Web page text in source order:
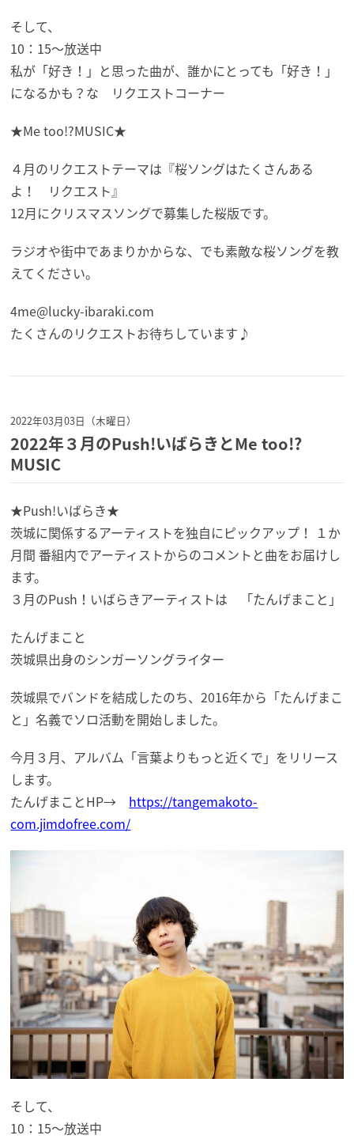
そして、
10：15～放送中
私が「好き！」と思った曲が、誰かにとっても「好き！」
になるかも？な リクエストコーナー
★Me too!?MUSIC★
４月のリクエストテーマは『桜ソングはたくさんある
よ！ リクエスト』
12月にクリスマスソングで募集した桜版です。
ラジオや街中であまりかからな、でも素敵な桜ソングを教
えてください。
4me@lucky-ibaraki.com
たくさんのリクエストお待ちしています♪
2022年03月03日（木曜日）
2022年３月のPush!いばらきとMe too!?
MUSIC
★Push!いばらき★
茨城に関係するアーティストを独自にピックアップ！ １か
月間 番組内でアーティストからのコメントと曲をお届けし
ます。
３月のPush！いばらきアーティストは 「たんげまこと」
たんげまこと
茨城県出身のシンガーソングライター
茨城県でバンドを結成したのち、2016年から「たんげまこ
と」名義でソロ活動を開始しました。
今月３月、アルバム「言葉よりもっと近くで」をリリース
します。
たんげまことHP→ https://tangemakoto-
com.jimdofree.com/
そして、
10：15～放送中